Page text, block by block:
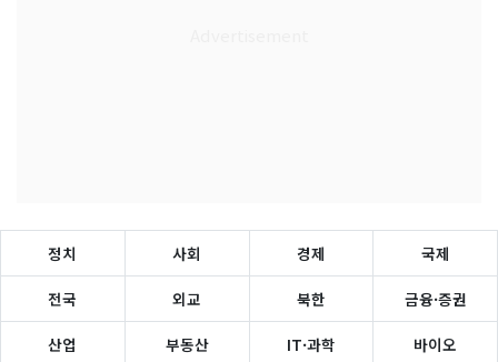
정치 사회 경제 국제
전국 외교 북한 금융·증권
산업 부동산 IT·과학 바이오